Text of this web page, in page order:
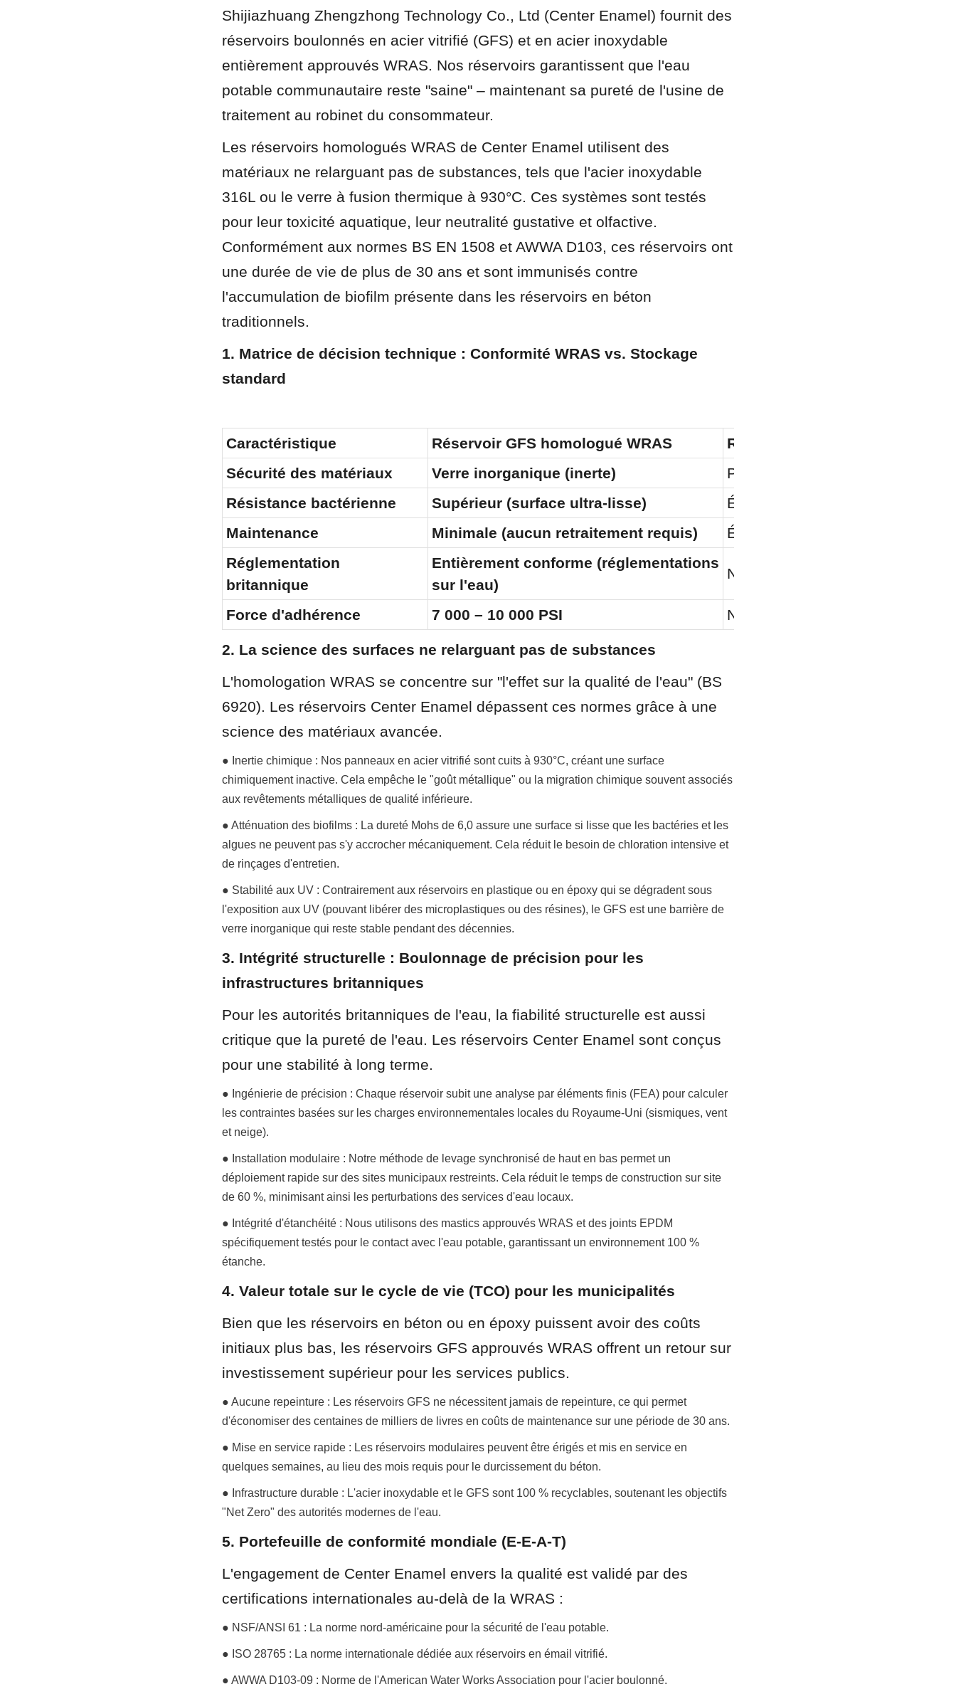
Shijiazhuang Zhengzhong Technology Co., Ltd (Center Enamel) fournit des
réservoirs boulonnés en acier vitrifié (GFS) et en acier inoxydable
entièrement approuvés WRAS. Nos réservoirs garantissent que l'eau
potable communautaire reste "saine" – maintenant sa pureté de l'usine de
traitement au robinet du consommateur.
Les réservoirs homologués WRAS de Center Enamel utilisent des
matériaux ne relarguant pas de substances, tels que l'acier inoxydable
316L ou le verre à fusion thermique à 930°C. Ces systèmes sont testés
pour leur toxicité aquatique, leur neutralité gustative et olfactive.
Conformément aux normes BS EN 1508 et AWWA D103, ces réservoirs ont
une durée de vie de plus de 30 ans et sont immunisés contre
l'accumulation de biofilm présente dans les réservoirs en béton
traditionnels.
1. Matrice de décision technique : Conformité WRAS vs. Stockage
standard
Caractéristique Réservoir GFS homologué WRAS
Réservoir en béton
Sécurité des matériaux
Verre inorganique (inerte)
Poreux (lessivage minéral)
Résistance bactérienne
Supérieur (surface ultra-lisse)
Élevé (nid à biofilm)
Maintenance
Minimale (aucun retraitement requis)
Élevée (étanchéité/revêtement
Réglementation
britannique
Entièrement conforme (réglementations
sur l'eau)
Nécessite des revêtements
Force d'adhérence 7 000 – 10 000 PSI N/A
2. La science des surfaces ne relarguant pas de substances
L'homologation WRAS se concentre sur "l'effet sur la qualité de l'eau" (BS
6920). Les réservoirs Center Enamel dépassent ces normes grâce à une
science des matériaux avancée.
● Inertie chimique : Nos panneaux en acier vitrifié sont cuits à 930°C, créant une surface
chimiquement inactive. Cela empêche le "goût métallique" ou la migration chimique souvent associés
aux revêtements métalliques de qualité inférieure.
● Atténuation des biofilms : La dureté Mohs de 6,0 assure une surface si lisse que les bactéries et les
algues ne peuvent pas s'y accrocher mécaniquement. Cela réduit le besoin de chloration intensive et
de rinçages d'entretien.
● Stabilité aux UV : Contrairement aux réservoirs en plastique ou en époxy qui se dégradent sous
l'exposition aux UV (pouvant libérer des microplastiques ou des résines), le GFS est une barrière de
verre inorganique qui reste stable pendant des décennies.
3. Intégrité structurelle : Boulonnage de précision pour les
infrastructures britanniques
Pour les autorités britanniques de l'eau, la fiabilité structurelle est aussi
critique que la pureté de l'eau. Les réservoirs Center Enamel sont conçus
pour une stabilité à long terme.
● Ingénierie de précision : Chaque réservoir subit une analyse par éléments finis (FEA) pour calculer
les contraintes basées sur les charges environnementales locales du Royaume-Uni (sismiques, vent
et neige).
● Installation modulaire : Notre méthode de levage synchronisé de haut en bas permet un
déploiement rapide sur des sites municipaux restreints. Cela réduit le temps de construction sur site
de 60 %, minimisant ainsi les perturbations des services d'eau locaux.
● Intégrité d'étanchéité : Nous utilisons des mastics approuvés WRAS et des joints EPDM
spécifiquement testés pour le contact avec l'eau potable, garantissant un environnement 100 %
étanche.
4. Valeur totale sur le cycle de vie (TCO) pour les municipalités
Bien que les réservoirs en béton ou en époxy puissent avoir des coûts
initiaux plus bas, les réservoirs GFS approuvés WRAS offrent un retour sur
investissement supérieur pour les services publics.
● Aucune repeinture : Les réservoirs GFS ne nécessitent jamais de repeinture, ce qui permet
d'économiser des centaines de milliers de livres en coûts de maintenance sur une période de 30 ans.
● Mise en service rapide : Les réservoirs modulaires peuvent être érigés et mis en service en
quelques semaines, au lieu des mois requis pour le durcissement du béton.
● Infrastructure durable : L'acier inoxydable et le GFS sont 100 % recyclables, soutenant les objectifs
"Net Zero" des autorités modernes de l'eau.
5. Portefeuille de conformité mondiale (E-E-A-T)
L'engagement de Center Enamel envers la qualité est validé par des
certifications internationales au-delà de la WRAS :
● NSF/ANSI 61 : La norme nord-américaine pour la sécurité de l'eau potable.
● ISO 28765 : La norme internationale dédiée aux réservoirs en émail vitrifié.
● AWWA D103-09 : Norme de l'American Water Works Association pour l'acier boulonné.